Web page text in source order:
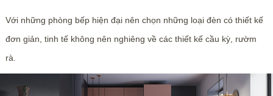
Với những phòng bếp hiện đại nên chọn những loại đèn có thiết kế
đơn giản, tinh tế không nên nghiêng về các thiết kế cầu kỳ, rườm
rà.